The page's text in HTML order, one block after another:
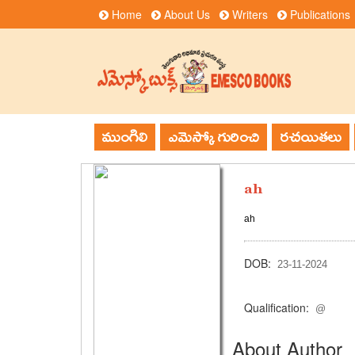
Home About Us Writers Publications
ముంగిలి ఎమెస్కో గురించి రచయితలు
ah
ah
DOB: 23-11-2024
Qualification: @
About Author